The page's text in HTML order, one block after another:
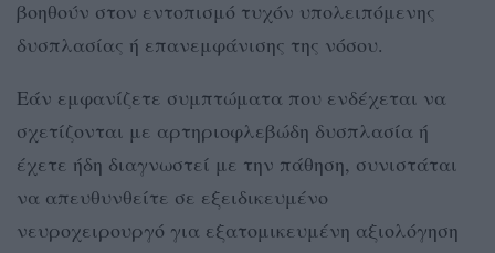
βοηθούν στον εντοπισμό τυχόν υπολειπόμενης
δυσπλασίας ή επανεμφάνισης της νόσου.
Εάν εμφανίζετε συμπτώματα που ενδέχεται να
σχετίζονται με αρτηριοφλεβώδη δυσπλασία ή
έχετε ήδη διαγνωστεί με την πάθηση, συνιστάται
να απευθυνθείτε σε εξειδικευμένο
νευροχειρουργό για εξατομικευμένη αξιολόγηση